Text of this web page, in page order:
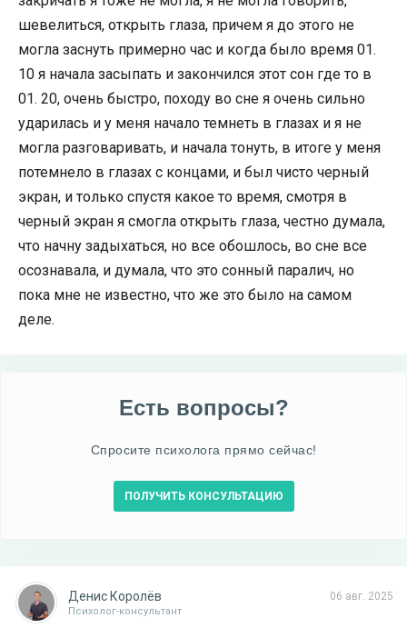
шевелиться, открыть глаза, причем я до этого не
могла заснуть примерно час и когда было время 01.
10 я начала засыпать и закончился этот сон где то в
01. 20, очень быстро, походу во сне я очень сильно
ударилась и у меня начало темнеть в глазах и я не
могла разговаривать, и начала тонуть, в итоге у меня
потемнело в глазах с концами, и был чисто черный
экран, и только спустя какое то время, смотря в
черный экран я смогла открыть глаза, честно думала,
что начну задыхаться, но все обошлось, во сне все
осознавала, и думала, что это сонный паралич, но
пока мне не известно, что же это было на самом
деле.
Есть вопросы?
Спросите психолога прямо сейчас!
ПОЛУЧИТЬ КОНСУЛЬТАЦИЮ
06 авг. 2025
Денис Королёв
Психолог-консультант